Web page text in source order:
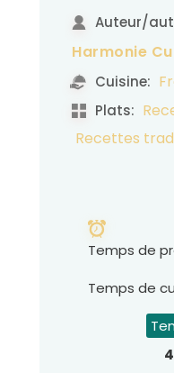
Auteur/
Harmonie
Cuisine:
Plats:
Recettes
Temps de
Temps de